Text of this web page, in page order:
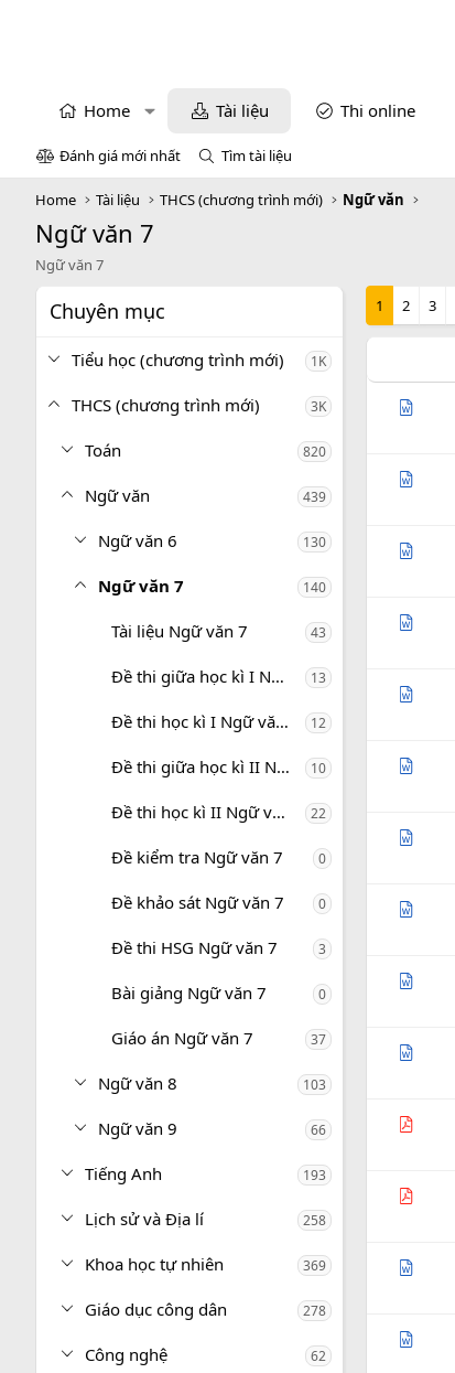
Home Tài liệu Thi online
Đánh giá mới nhất Tìm tài liệu
Home Tài liệu THCS (chương trình mới) Ngữ văn
Ngữ văn 7
Ngữ văn 7
Chuyên mục
Tiểu học (chương trình mới) 1K
THCS (chương trình mới) 3K
Toán 820
Ngữ văn 439
Ngữ văn 6 130
Ngữ văn 7 140
Tài liệu Ngữ văn 7 43
Đề thi giữa học kì I Ngữ văn 7 13
Đề thi học kì I Ngữ văn 7 12
Đề thi giữa học kì II Ngữ văn 7 10
Đề thi học kì II Ngữ văn 7 22
Đề kiểm tra Ngữ văn 7 0
Đề khảo sát Ngữ văn 7 0
Đề thi HSG Ngữ văn 7 3
Bài giảng Ngữ văn 7 0
Giáo án Ngữ văn 7 37
Ngữ văn 8 103
Ngữ văn 9 66
Tiếng Anh 193
Lịch sử và Địa lí 258
Khoa học tự nhiên 369
Giáo dục công dân 278
Công nghệ 62
1 2 3